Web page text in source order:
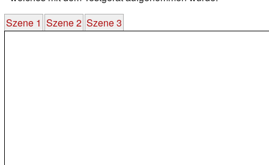
Szene 1 Szene 2 Szene 3